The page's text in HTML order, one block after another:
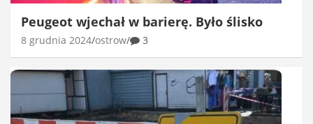
Peugeot wjechał w barierę. Było ślisko
8 grudnia 2024 ostrow 3